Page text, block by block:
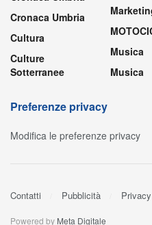
Cronaca Umbria
Cultura
Culture
Sotterranee
Musica
Musica
Preferenze privacy
Modifica le preferenze privacy
Contatti Pubblicità Privacy
Powered by Meta Digitale